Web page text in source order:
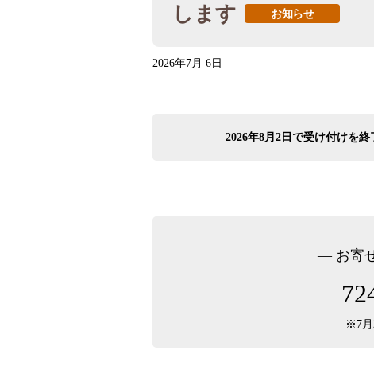
します
お知らせ
2026年7月 6日
2026年8月2日で受け付けを
― お寄
※7月